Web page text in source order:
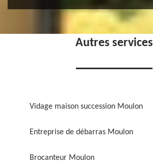
Autres services
Vidage maison succession Moulon
Entreprise de débarras Moulon
Brocanteur Moulon